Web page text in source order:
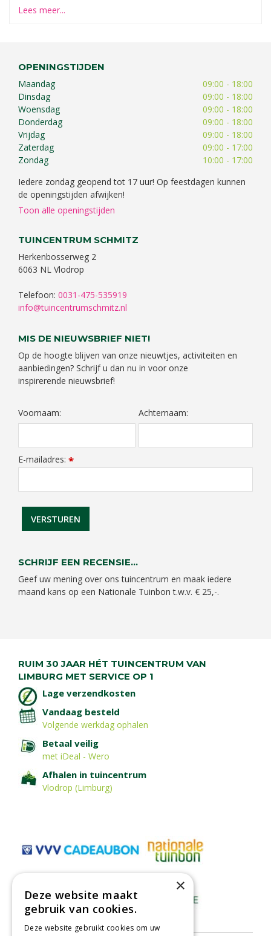
Lees meer...
OPENINGSTIJDEN
Maandag
09:00 - 18:00
Dinsdag
09:00 - 18:00
Woensdag
09:00 - 18:00
Donderdag
09:00 - 18:00
Vrijdag
09:00 - 18:00
Zaterdag
09:00 - 17:00
Zondag
10:00 - 17:00
Iedere zondag geopend tot 17 uur! Op feestdagen kunnen
de openingstijden afwijken!
Toon alle openingstijden
TUINCENTRUM SCHMITZ
Herkenbosserweg 2
6063 NL Vlodrop
Telefoon: 0031-475-535919
info@tuincentrumschmitz.nl
MIS DE NIEUWSBRIEF NIET!
Op de hoogte blijven van onze nieuwtjes, activiteiten en
aanbiedingen? Schrijf u dan nu in voor onze
inspirerende nieuwsbrief!
Voornaam: Achternaam:
E-mailadres: *
SCHRIJF EEN RECENSIE...
Geef uw mening over ons tuincentrum en maak iedere
maand kans op een Nationale Tuinbon t.w.v. € 25,-.
RUIM 30 JAAR HÉT TUINCENTRUM VAN
LIMBURG MET SERVICE OP 1
Lage verzendkosten
Vandaag besteld
Volgende werkdag ophalen
Betaal veilig
met iDeal - Wero
Afhalen in tuincentrum
Vlodrop (Limburg)
×
Deze website maakt
gebruik van cookies.
Deze website gebruikt cookies om uw